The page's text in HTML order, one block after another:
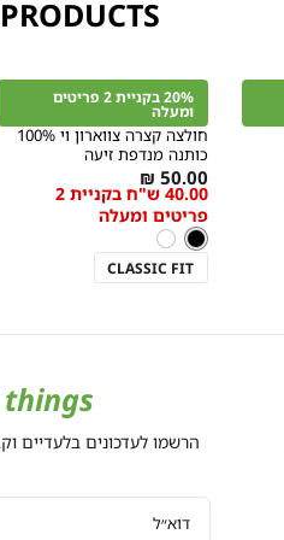
Color
שחור
מידה
הוספה
לסל 20% בקניית 2 פריטים
ומעלה
חולצה קצרה צווארון וי 100%
כותנה מנדפת זיעה
As
low
as
50.00 ₪
40.00 ש"ח בקניית 2
פריטים ומעלה
צבע
שחור
שחורלבן
CLASSIC FIT
הרשמו לעדכונים בלעדיים
דוא״ל